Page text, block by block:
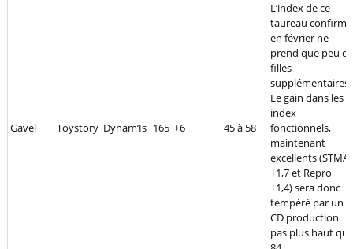
Gavel Toystory Dynam’Is 165 +6 45 à 58
L’index de ce
taureau confirmé
en février ne
prend que peu de
filles
supplémentaires.
Le gain dans les
index
fonctionnels,
maintenant
excellents (STMA
+1,7 et Repro
+1,4) sera donc
tempéré par un
CD production
pas plus haut que